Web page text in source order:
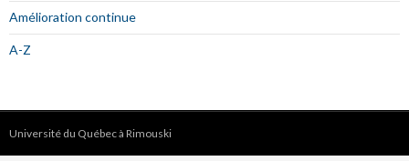
Amélioration continue
A-Z
Université du Québec à Rimouski